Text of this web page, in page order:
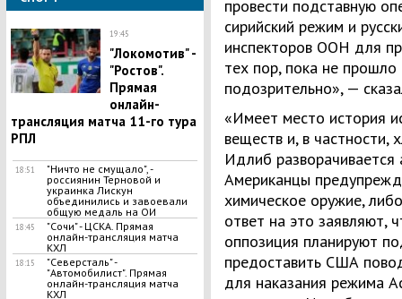
19:45
"Локомотив" -
"Ростов".
Прямая
онлайн-
трансляция матча 11-го тура
РПЛ
18:51
"Ничто не смущало", -
россиянин Терновой и
украинка Лискун
объединились и завоевали
общую медаль на ОИ
18:45
"Сочи" - ЦСКА. Прямая
онлайн-трансляция матча
КХЛ
18:15
"Северсталь" -
"Автомобилист". Прямая
онлайн-трансляция матча
КХЛ
провести подставную
сирийский режим и
инспекторов ООН для
тех пор, пока не
подозрительно», —
«Имеет место история
веществ и, в частности,
Идлиб разворачивается
Американцы
химическое оружие,
ответ на это заявляют,
оппозиция планируют
предоставить США
для наказания режима